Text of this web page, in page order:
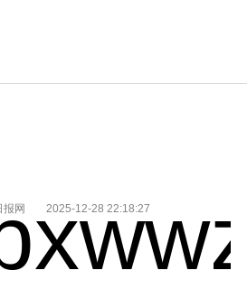
报网 2025-12-28 22:18:27